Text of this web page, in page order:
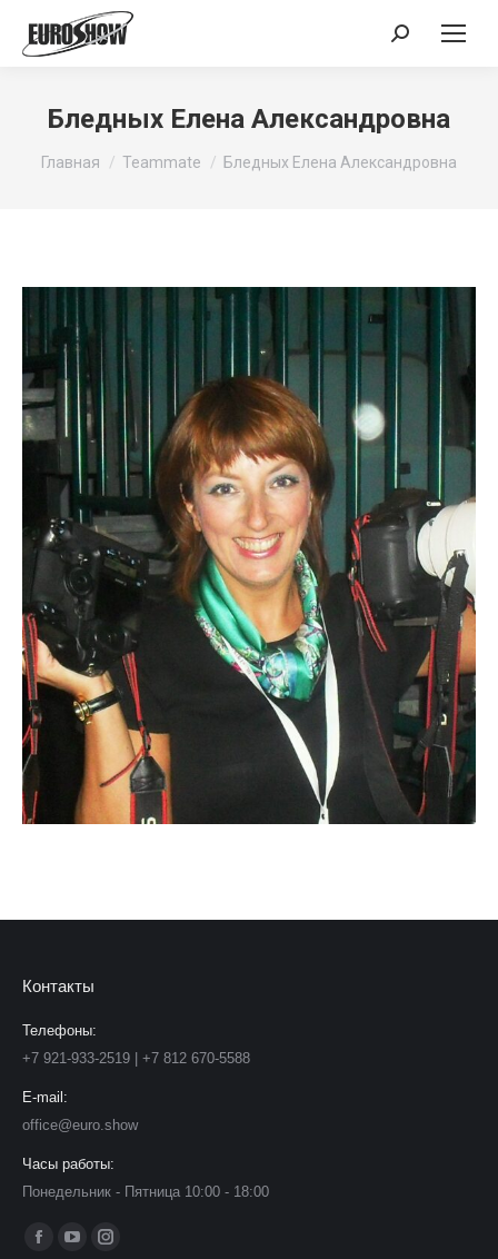
Поиск:
Бледных Елена Александровна
Вы здесь:
Главная Teammate Бледных Елена Александровна
Контакты
Телефоны:
+7 921-933-2519 | +7 812 670-5588
E-mail:
office@euro.show
Часы работы:
Понедельник - Пятница 10:00 - 18:00
Ищите нас:
СтраницаСтраницаСтраница